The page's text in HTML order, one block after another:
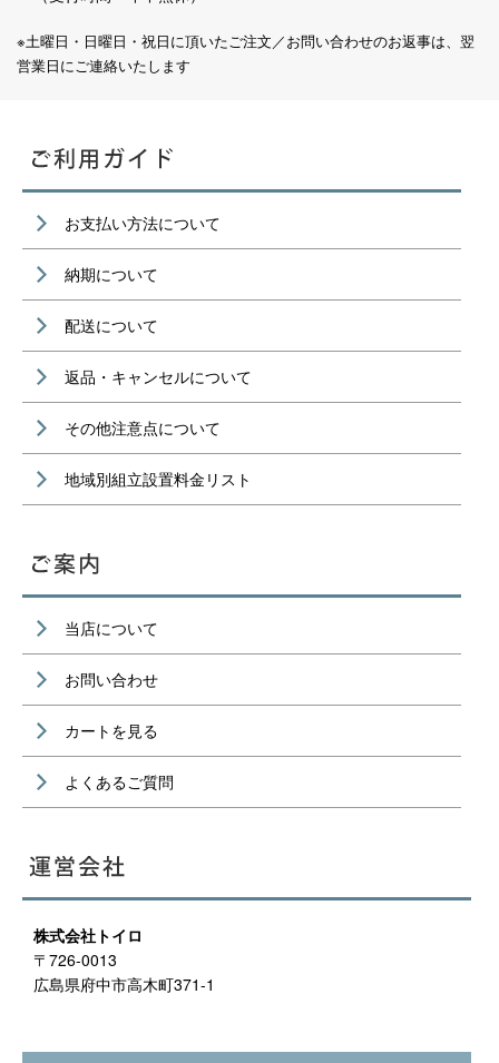
※土曜日・日曜日・祝日に頂いたご注文／お問い合わせのお返事は、翌
営業日にご連絡いたします
お支払い方法について
納期について
配送について
返品・キャンセルについて
その他注意点について
地域別組立設置料金リスト
当店について
お問い合わせ
カートを見る
よくあるご質問
株式会社トイロ
〒726-0013
広島県府中市高木町371-1